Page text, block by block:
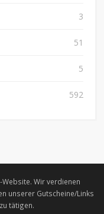
3
51
5
592
Wir verdienen
unserer Gutscheine/Links
tätigen.